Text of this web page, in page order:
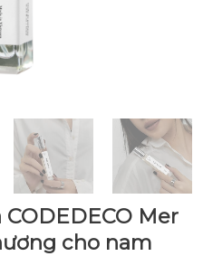
Mer
cho nam